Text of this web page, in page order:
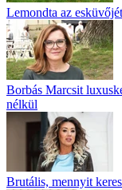
Lemondta az
Borbás Marcsit
nélkül
Brutális, mennyit